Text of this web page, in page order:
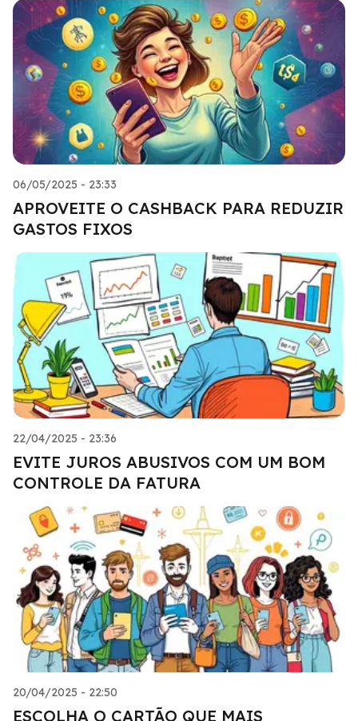
06/05/2025 - 23:33
APROVEITE O CASHBACK PARA REDUZIR
GASTOS FIXOS
22/04/2025 - 23:36
EVITE JUROS ABUSIVOS COM UM BOM
CONTROLE DA FATURA
20/04/2025 - 22:50
ESCOLHA O CARTÃO QUE MAIS